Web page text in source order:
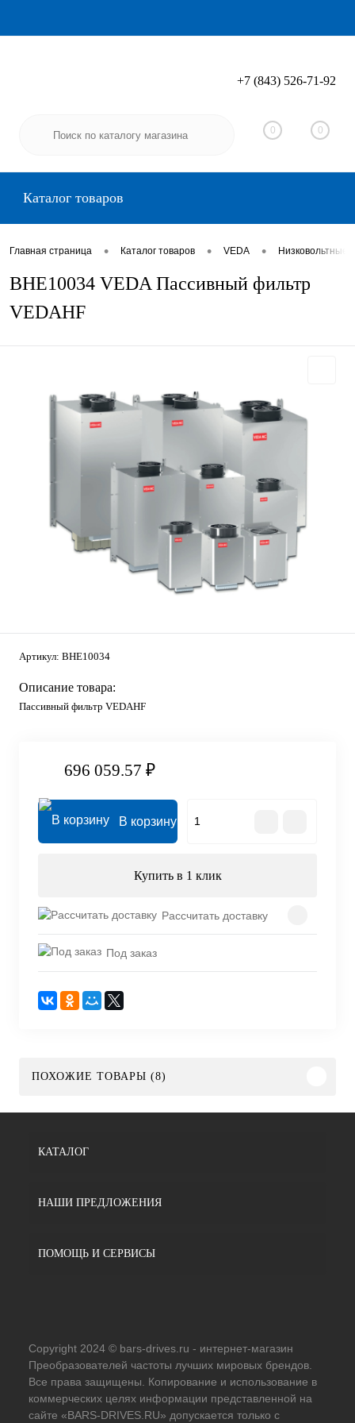
Вход Регистрация
+7 (843) 526-71-92
0 0
Каталог товаров
Главная страница • Каталог товаров • VEDA •
BHE10034 VEDA Пассивный фильтр
VEDAHF
Артикул: BHE10034
Описание товара:
Пассивный фильтр VEDAHF
696 059.57 ₽
В корзину
Купить в 1 клик
Рассчитать доставку
Под заказ
ПОХОЖИЕ ТОВАРЫ (8)
КАТАЛОГ
НАШИ ПРЕДЛОЖЕНИЯ
ПОМОЩЬ И СЕРВИСЫ
Copyright 2024 © bars-drives.ru - интернет-магазин
Преобразователей частоты лучших мировых брендов.
Все права защищены. Копирование и использование в
коммерческих целях информации представленной на
сайте «BARS-DRIVES.RU» допускается только с